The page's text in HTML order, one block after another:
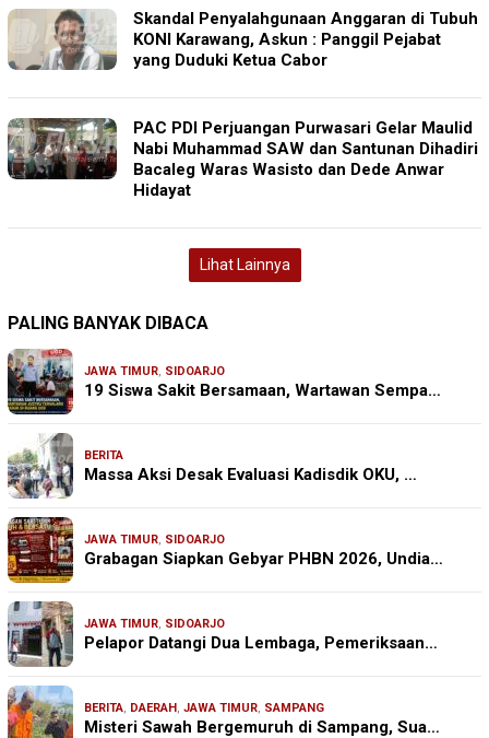
Skandal Penyalahgunaan Anggaran di Tubuh
KONI Karawang, Askun : Panggil Pejabat
yang Duduki Ketua Cabor
PAC PDI Perjuangan Purwasari Gelar Maulid
Nabi Muhammad SAW dan Santunan Dihadiri
Bacaleg Waras Wasisto dan Dede Anwar
Hidayat
Lihat Lainnya
PALING BANYAK DIBACA
JAWA TIMUR, SIDOARJO
19 Siswa Sakit Bersamaan, Wartawan Sempa…
BERITA
Massa Aksi Desak Evaluasi Kadisdik OKU, …
JAWA TIMUR, SIDOARJO
Grabagan Siapkan Gebyar PHBN 2026, Undia…
JAWA TIMUR, SIDOARJO
Pelapor Datangi Dua Lembaga, Pemeriksaan…
BERITA, DAERAH, JAWA TIMUR, SAMPANG
Misteri Sawah Bergemuruh di Sampang, Sua…